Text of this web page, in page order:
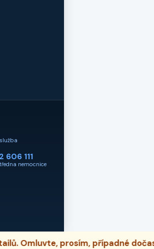
606 111
nemocnice
prosím, případné dočasné